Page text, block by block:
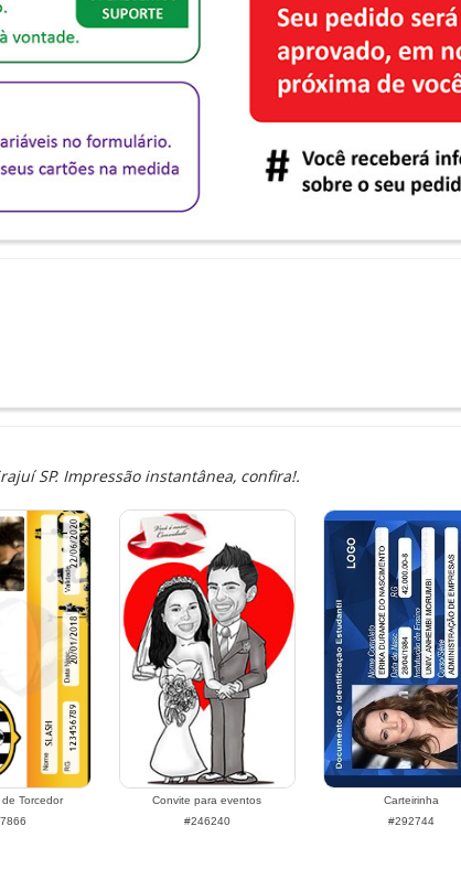
SP. Impressão instantânea, confira!.
Torcedor
Convite para eventos
#246240
Carteirinha
#292744